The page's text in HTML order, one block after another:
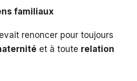
familiaux
renoncer pour toujours
et à toute relation